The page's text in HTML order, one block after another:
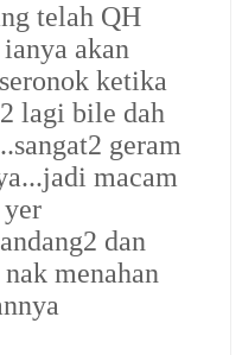
telah QH
akan
ketika
lagi bile dah
geram
macam
yer
dan
menahan